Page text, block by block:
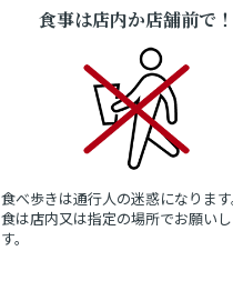
食事は店内か店舗前で！
食べ歩きは通行人の迷惑になりま
食は店内又は指定の場所でお願い
す。